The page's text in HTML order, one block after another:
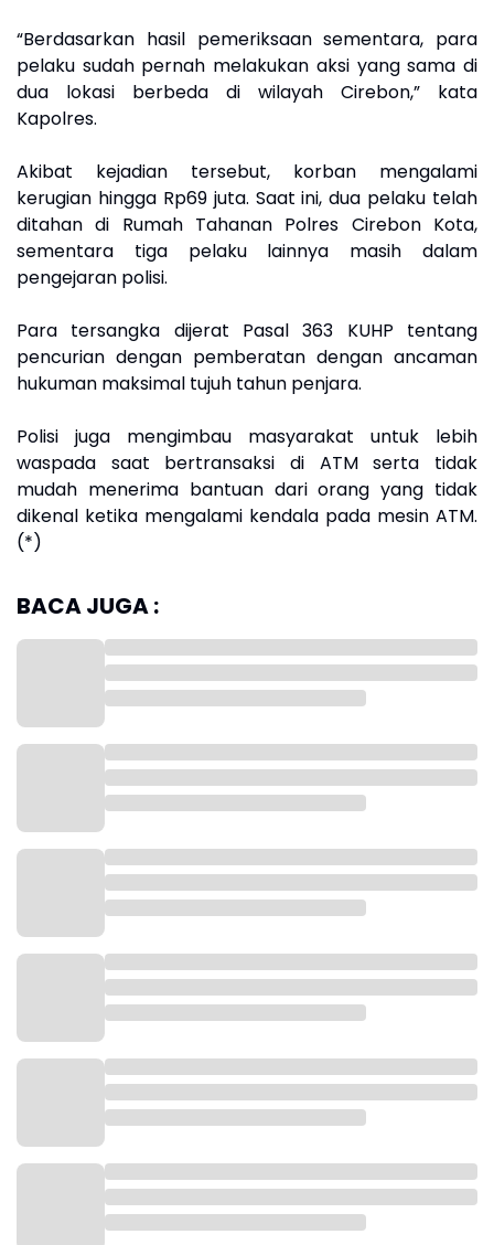
“Berdasarkan hasil pemeriksaan sementara, para
pelaku sudah pernah melakukan aksi yang sama di
dua lokasi berbeda di wilayah Cirebon,” kata
Kapolres.
Akibat kejadian tersebut, korban mengalami
kerugian hingga Rp69 juta. Saat ini, dua pelaku telah
ditahan di Rumah Tahanan Polres Cirebon Kota,
sementara tiga pelaku lainnya masih dalam
pengejaran polisi.
Para tersangka dijerat Pasal 363 KUHP tentang
pencurian dengan pemberatan dengan ancaman
hukuman maksimal tujuh tahun penjara.
Polisi juga mengimbau masyarakat untuk lebih
waspada saat bertransaksi di ATM serta tidak
mudah menerima bantuan dari orang yang tidak
dikenal ketika mengalami kendala pada mesin ATM.
(*)
BACA JUGA :